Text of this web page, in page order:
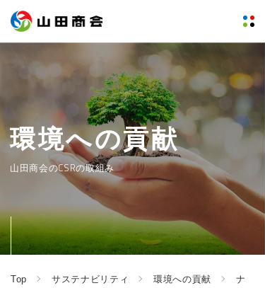
環境への貢献
山田商会のCSRの取組み
Top サステナビリティ 環境への貢献
ナ